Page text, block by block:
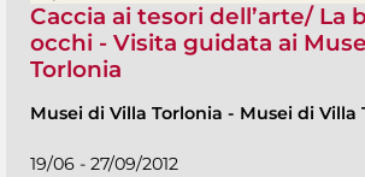
Caccia ai tesori dell’arte/ La
occhi - Visita guidata ai
Torlonia
Musei di Villa Torlonia - Musei di Villa
19/06 - 27/09/2012